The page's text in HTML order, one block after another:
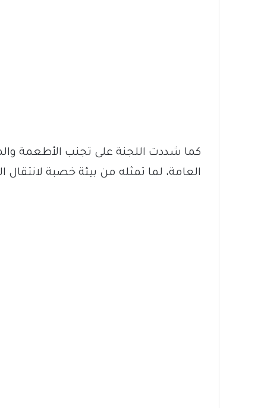
كما شددت اللجنة على تجنب الأطعمة
العامة، لما تمثله من بيئة خصبة لانتقال